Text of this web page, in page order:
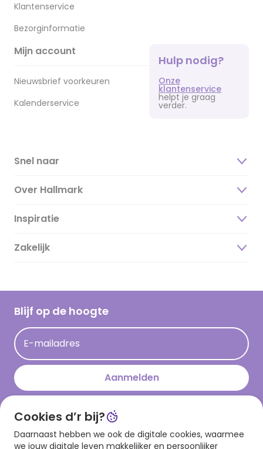
Klantenservice
Bezorginformatie
Mijn account
Nieuwsbrief voorkeuren
Kalenderservice
Hulp nodig?
Onze
klantenservice
helpt je graag
verder.
Snel naar
Over Hallmark
Over ons
Duurzaamheid
Hallmark Kaartclub
Acties
Persberichten
Hallmark en Kinderpostzegels
Inspiratie
Magazine
Cadeau inspiratie
Kaartinspiratie
Zakelijk
Blijf op de hoogte
E-mailadres
Aanmelden
Download onze app
Cookies d’r bij?
Daarnaast hebben we ook de digitale cookies, waarmee
we jouw digitale leven makkelijker en persoonlijker